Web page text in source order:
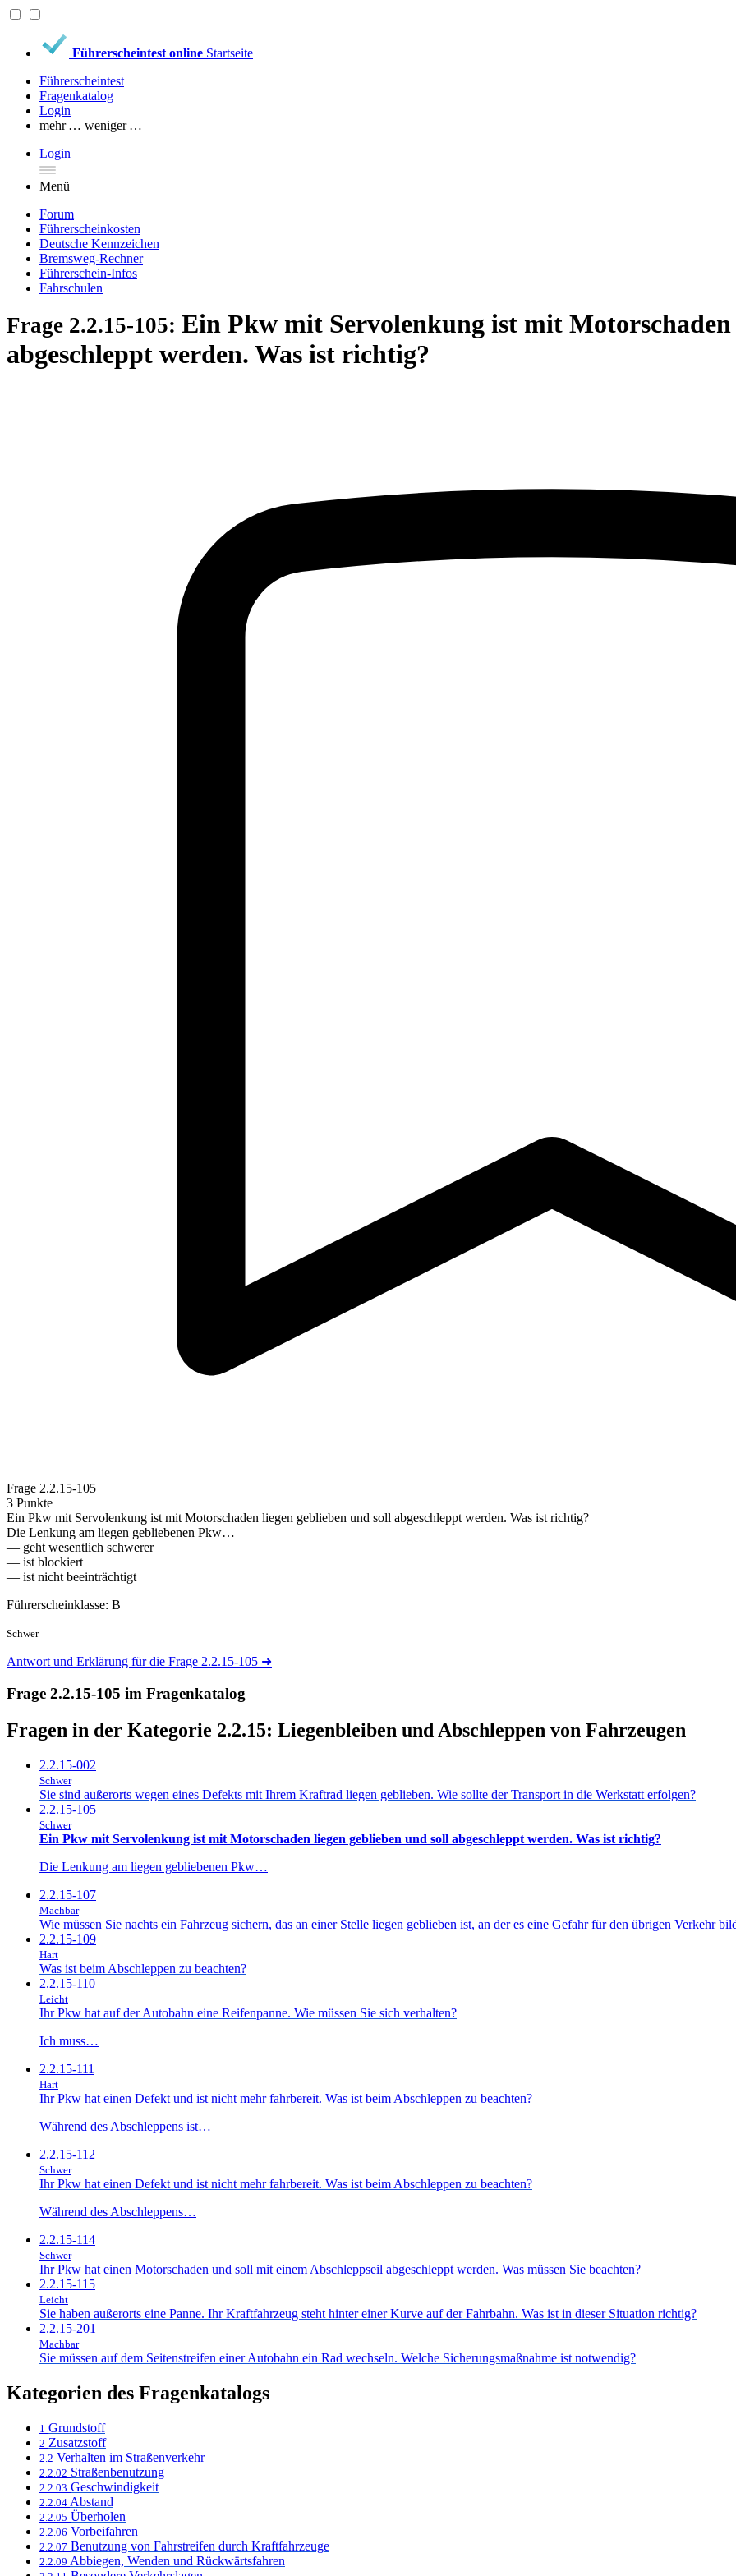
Führerscheintest online Startseite
Führerscheintest
Fragenkatalog
Login
mehr … weniger …
Login
Menü
Forum
Führerscheinkosten
Deutsche Kennzeichen
Bremsweg-Rechner
Führerschein-Infos
Fahrschulen
Frage 2.2.15-105: Ein Pkw mit Servolenkung ist mit Motorschaden
abgeschleppt werden. Was ist richtig?
Frage 2.2.15-105
3 Punkte
Ein Pkw mit Servolenkung ist mit Motorschaden liegen geblieben und soll abgeschleppt werden. Was ist richtig?
Die Lenkung am liegen gebliebenen Pkw…
— geht wesentlich schwerer
— ist blockiert
— ist nicht beeinträchtigt
Führerscheinklasse: B
Schwer
Antwort und Erklärung für die Frage 2.2.15-105 ➜
Frage 2.2.15-105 im Fragenkatalog
Fragen in der Kategorie 2.2.15: Liegenbleiben und Abschleppen von Fahrzeugen
2.2.15-002
Schwer
Sie sind außerorts wegen eines Defekts mit Ihrem Kraftrad liegen geblieben. Wie sollte der Transport in die Werkstatt erfolgen?
2.2.15-105
Schwer
Ein Pkw mit Servolenkung ist mit Motorschaden liegen geblieben und soll abgeschleppt werden. Was ist richtig?
Die Lenkung am liegen gebliebenen Pkw…
2.2.15-107
Machbar
Wie müssen Sie nachts ein Fahrzeug sichern, das an einer Stelle liegen geblieben ist, an der es eine Gefahr für den übrigen Verkehr
2.2.15-109
Hart
Was ist beim Abschleppen zu beachten?
2.2.15-110
Leicht
Ihr Pkw hat auf der Autobahn eine Reifenpanne. Wie müssen Sie sich verhalten?
Ich muss…
2.2.15-111
Hart
Ihr Pkw hat einen Defekt und ist nicht mehr fahrbereit. Was ist beim Abschleppen zu beachten?
Während des Abschleppens ist…
2.2.15-112
Schwer
Ihr Pkw hat einen Defekt und ist nicht mehr fahrbereit. Was ist beim Abschleppen zu beachten?
Während des Abschleppens…
2.2.15-114
Schwer
Ihr Pkw hat einen Motorschaden und soll mit einem Abschleppseil abgeschleppt werden. Was müssen Sie beachten?
2.2.15-115
Leicht
Sie haben außerorts eine Panne. Ihr Kraftfahrzeug steht hinter einer Kurve auf der Fahrbahn. Was ist in dieser Situation richtig?
2.2.15-201
Machbar
Sie müssen auf dem Seitenstreifen einer Autobahn ein Rad wechseln. Welche Sicherungsmaßnahme ist notwendig?
Kategorien des Fragenkatalogs
1 Grundstoff
2 Zusatzstoff
2.2 Verhalten im Straßenverkehr
2.2.02 Straßenbenutzung
2.2.03 Geschwindigkeit
2.2.04 Abstand
2.2.05 Überholen
2.2.06 Vorbeifahren
2.2.07 Benutzung von Fahrstreifen durch Kraftfahrzeuge
2.2.09 Abbiegen, Wenden und Rückwärtsfahren